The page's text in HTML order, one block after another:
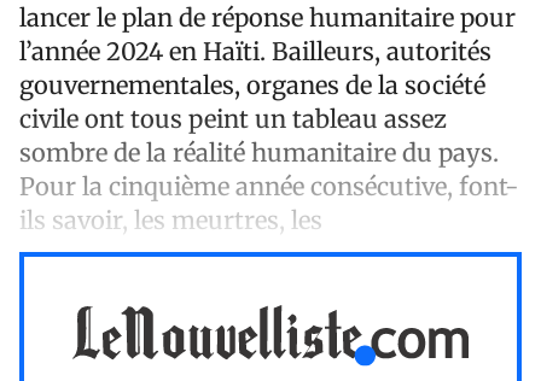
lancer le plan de réponse humanitaire pour
l’année 2024 en Haïti. Bailleurs, autorités
gouvernementales, organes de la société
civile ont tous peint un tableau assez
sombre de la réalité humanitaire du pays.
Pour la cinquième année consécutive, font-
ils savoir, les meurtres, les